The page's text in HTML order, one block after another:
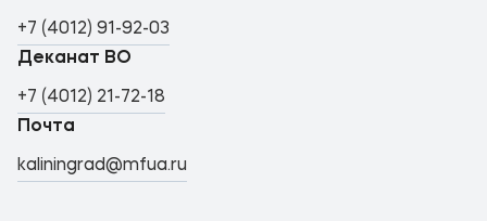
+7 (4012) 91-92-03
Деканат ВО
+7 (4012) 21-72-18
Почта
kaliningrad@mfua.ru